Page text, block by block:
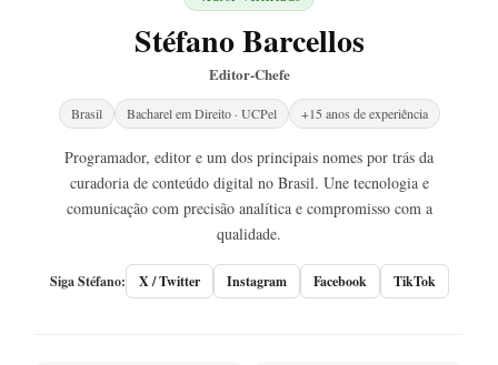
Stéfano Barcellos
Editor-Chefe
Brasil Bacharel em Direito · UCPel +15 anos de experiência
Programador, editor e um dos principais nomes por trás da
curadoria de conteúdo digital no Brasil. Une tecnologia e
comunicação com precisão analítica e compromisso com a
qualidade.
Siga Stéfano: X / Twitter Instagram Facebook TikTok